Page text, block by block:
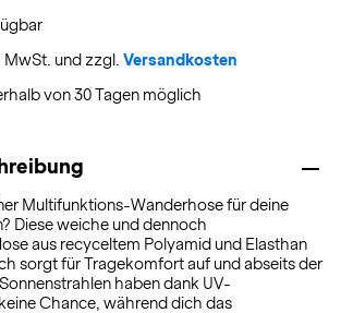
MwSt. und zzgl. Versandkosten
von 30 Tagen möglich
Multifunktions-Wanderhose für deine
Diese weiche und dennoch
aus recyceltem Polyamid und Elasthan
sorgt für Tragekomfort auf und abseits der
haben dank UV-
Chance, während dich das